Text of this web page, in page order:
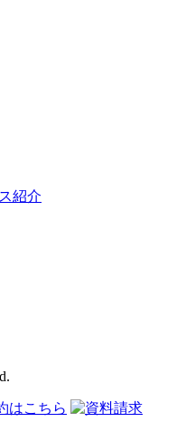
紹介